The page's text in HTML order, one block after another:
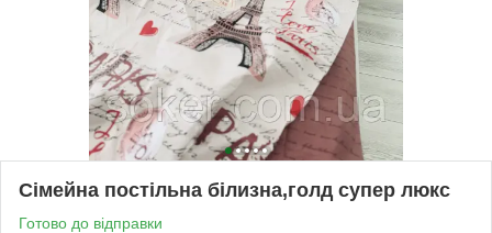
Сімейна постільна білизна,голд супер люкс
Готово до відправки